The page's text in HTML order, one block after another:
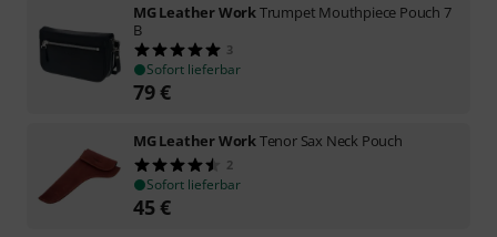
MG Leather WorkTrumpet Mouthpiece Pouch 7
B
3
Sofort lieferbar
79€
MG Leather WorkTenor Sax Neck Pouch
2
Sofort lieferbar
45€